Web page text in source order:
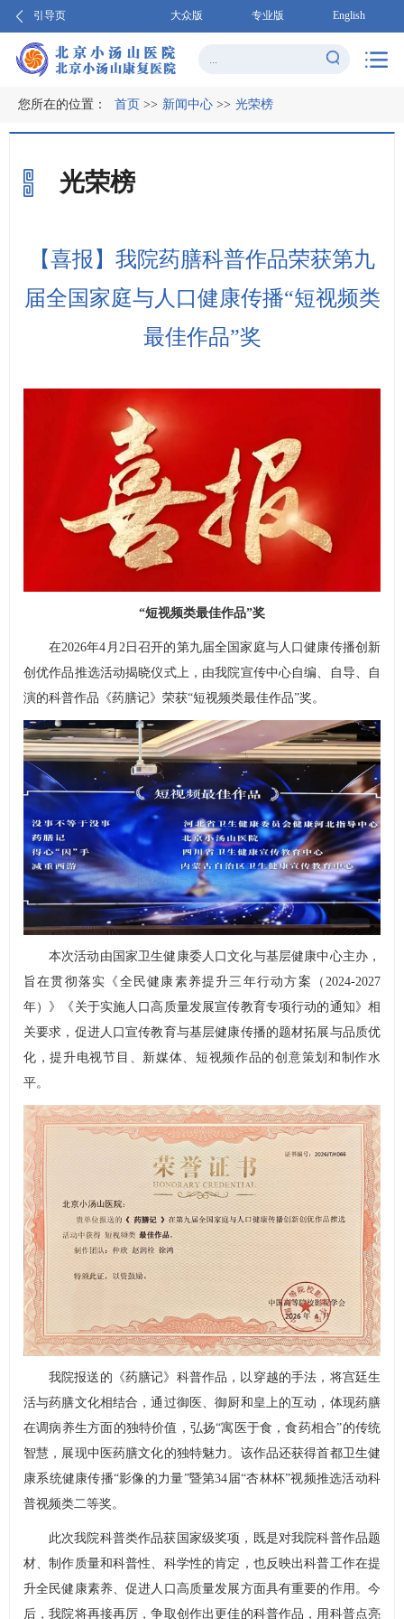
引导页 大众版 专业版 English
您所在的位置： 首页 >> 新闻中心 >> 光荣榜
光荣榜
【喜报】我院药膳科普作品荣获第九
届全国家庭与人口健康传播“短视频类
最佳作品”奖
“短视频类最佳作品”奖
在2026年4月2日召开的第九届全国家庭与人口健康传播创新
创优作品推选活动揭晓仪式上，由我院宣传中心自编、自导、自
演的科普作品《药膳记》荣获“短视频类最佳作品”奖。
本次活动由国家卫生健康委人口文化与基层健康中心主办，
旨在贯彻落实《全民健康素养提升三年行动方案（2024-2027
年）》《关于实施人口高质量发展宣传教育专项行动的通知》相
关要求，促进人口宣传教育与基层健康传播的题材拓展与品质优
化，提升电视节目、新媒体、短视频作品的创意策划和制作水
平。
我院报送的《药膳记》科普作品，以穿越的手法，将宫廷生
活与药膳文化相结合，通过御医、御厨和皇上的互动，体现药膳
在调病养生方面的独特价值，弘扬“寓医于食，食药相合”的传统
智慧，展现中医药膳文化的独特魅力。该作品还获得首都卫生健
康系统健康传播“影像的力量”暨第34届“杏林杯”视频推选活动科
普视频类二等奖。
此次我院科普类作品获国家级奖项，既是对我院科普作品题
材、制作质量和科普性、科学性的肯定，也反映出科普工作在提
升全民健康素养、促进人口高质量发展方面具有重要的作用。今
后，我院将再接再厉，争取创作出更佳的科普作品，用科普点亮